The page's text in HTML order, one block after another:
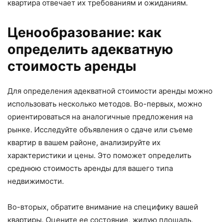
квартира отвечает их требованиям и ожиданиям.
Ценообразование: как
определить адекватную
стоимость аренды
Для определения адекватной стоимости аренды можно
использовать несколько методов. Во-первых, можно
ориентироваться на аналогичные предложения на
рынке. Исследуйте объявления о сдаче или съеме
квартир в вашем районе, анализируйте их
характеристики и цены. Это поможет определить
среднюю стоимость аренды для вашего типа
недвижимости.
Во-вторых, обратите внимание на специфику вашей
квартиры. Оцените ее состояние, жилую площадь,